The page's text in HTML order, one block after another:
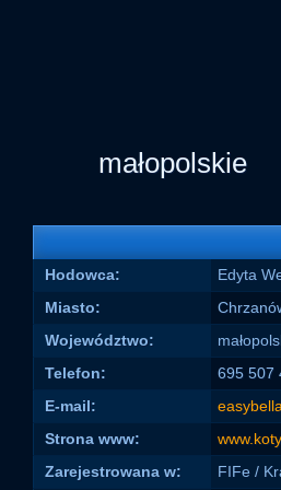
małopolskie
Hodowca:
Edyta
Miasto:
Województwo:
Telefon:
695 507
E-mail:
Strona www:
Zarejestrowana w:
FIFe /